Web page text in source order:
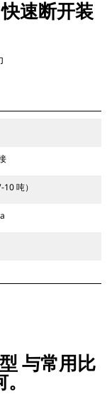
速断开装
吨）
与常用比